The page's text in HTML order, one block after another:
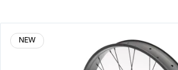
NEW